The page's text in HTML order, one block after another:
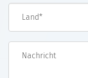
Land*
Nachricht